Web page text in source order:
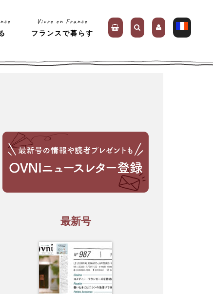
Vivre en France
フランスで暮らす
最新号